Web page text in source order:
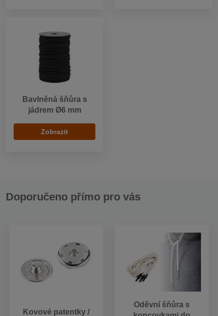
Bavlněná šňůra s
jádrem Ø6 mm
Zobrazit
Doporučeno přímo pro vás
Kovové patentky /
Oděvní šňůra s